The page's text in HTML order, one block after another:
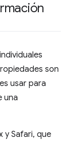
son
usar para
una
y Safari, que